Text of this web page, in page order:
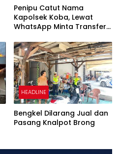
Penipu Catut Nama
Kapolsek Koba, Lewat
WhatsApp Minta Transfer
HEADLINE
Bengkel Dilarang Jual dan
Pasang Knalpot Brong